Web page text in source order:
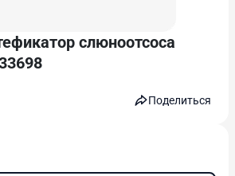
слюноотсоса
Поделиться